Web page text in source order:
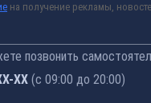
на получение рекламы,
позвонить
77 (с 09:00 до 20:00)